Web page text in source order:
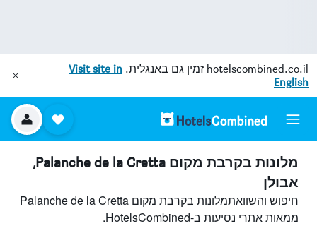
hotelscombined.co.il זמין גם באנגלית. Visit site in
English
מלונות בקרבת מקום Palanche de la Cretta,
אבולן
חיפוש והשוואתמלונות בקרבת מקום Palanche de la Cretta
ממאות אתרי נסיעות ב-HotelsCombined.